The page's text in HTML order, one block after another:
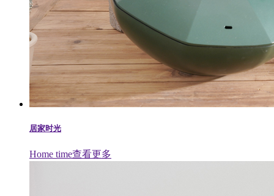
居家时光
Home time查看更多